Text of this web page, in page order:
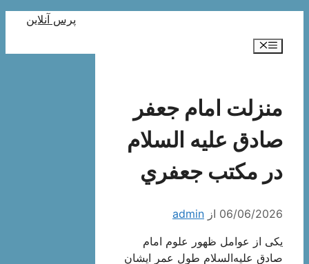
پرس آنلاین
فهرست
منزلت امام جعفر
صادق عليه السلام
در مكتب جعفري
06/06/2026 از admin
یکی‌ از عوامل‌ ظهور علوم‌ امام‌
صادق‌ علیه‌السلام طول‌ عمر ایشان‌